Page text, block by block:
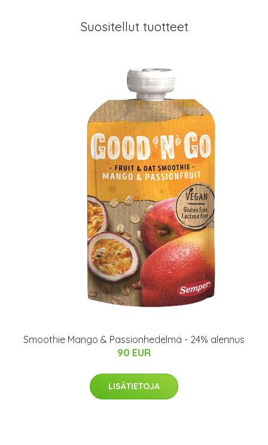
Suositellut tuotteet
Smoothie Mango & Passionhedelmä - 24% alennus
90 EUR
LISÄTIETOJA